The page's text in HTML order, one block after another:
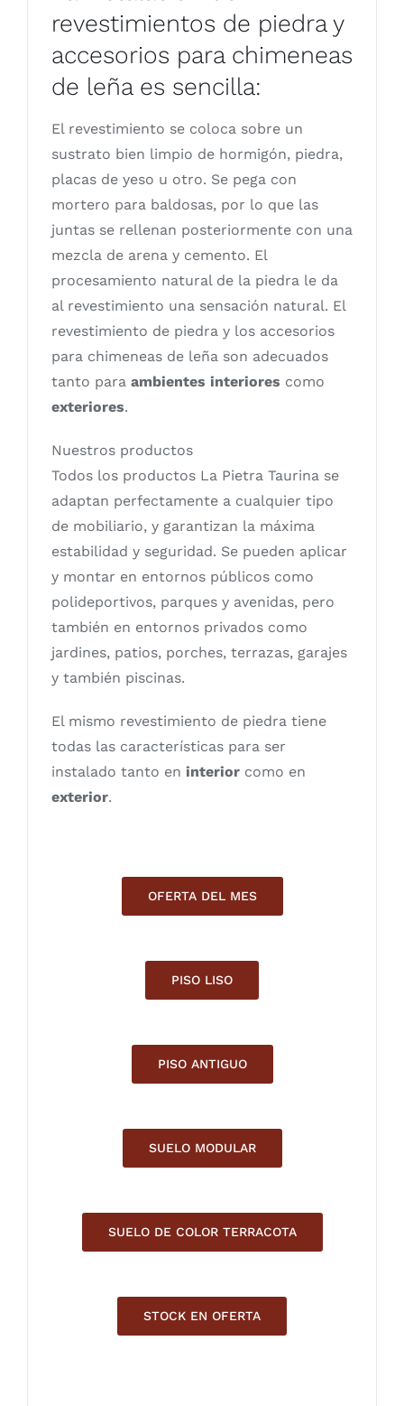
revestimientos de piedra y
accesorios para chimeneas
de leña es sencilla:
El revestimiento se coloca sobre un
sustrato bien limpio de hormigón, piedra,
placas de yeso u otro. Se pega con
mortero para baldosas, por lo que las
juntas se rellenan posteriormente con una
mezcla de arena y cemento. El
procesamiento natural de la piedra le da
al revestimiento una sensación natural. El
revestimiento de piedra y los accesorios
para chimeneas de leña son adecuados
tanto para ambientes interiores como
exteriores.
Nuestros productos
Todos los productos La Pietra Taurina se
adaptan perfectamente a cualquier tipo
de mobiliario, y garantizan la máxima
estabilidad y seguridad. Se pueden aplicar
y montar en entornos públicos como
polideportivos, parques y avenidas, pero
también en entornos privados como
jardines, patios, porches, terrazas, garajes
y también piscinas.
El mismo revestimiento de piedra tiene
todas las características para ser
instalado tanto en interiorcomo en
exterior.
OFERTA DEL MES
PISO LISO
PISO ANTIGUO
SUELO MODULAR
SUELO DE COLOR TERRACOTA
STOCK EN OFERTA